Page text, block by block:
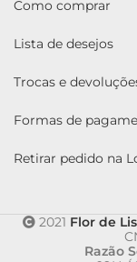
Como comprar
Lista de desejos
Trocas e
Formas de
Retirar pedido na
2021 Flor de
Razão